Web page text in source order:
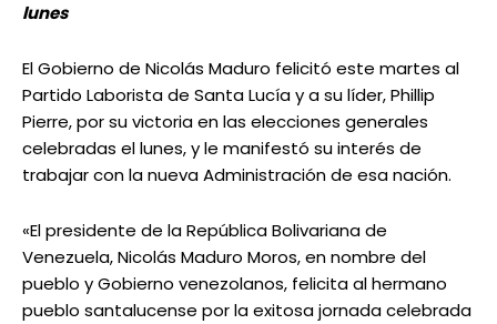
lunes
El Gobierno de Nicolás Maduro felicitó este martes al
Partido Laborista de Santa Lucía y a su líder, Phillip
Pierre, por su victoria en las elecciones generales
celebradas el lunes, y le manifestó su interés de
trabajar con la nueva Administración de esa nación.
«El presidente de la República Bolivariana de
Venezuela, Nicolás Maduro Moros, en nombre del
pueblo y Gobierno venezolanos, felicita al hermano
pueblo santalucense por la exitosa jornada celebrada